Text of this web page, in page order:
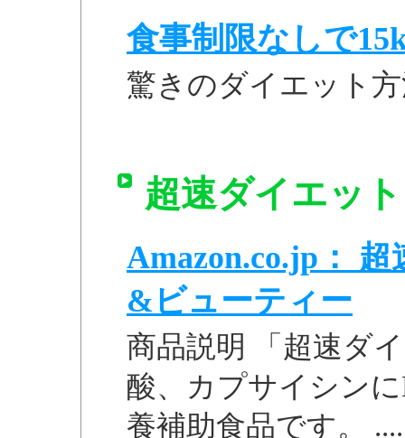
食事制限なしで
驚きのダイエット
超速ダイエッ
Amazon.co.jp：
&ビューティー
商品説明 「超速ダ
酸、カプサイシン
養補助食品です。